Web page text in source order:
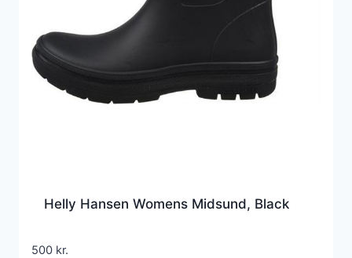
Helly Hansen Womens Midsund, Black
500 kr.